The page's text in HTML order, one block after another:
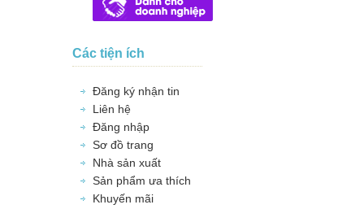
Các tiện ích
Đăng ký nhận tin
Liên hệ
Đăng nhập
Sơ đồ trang
Nhà sản xuất
Sản phẩm ưa thích
Khuyến mãi